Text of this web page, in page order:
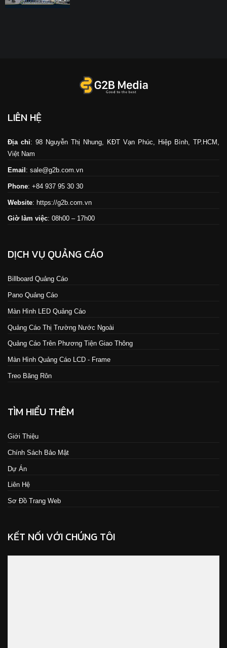
LIÊN HỆ
Địa chỉ: 98 Nguyễn Thị Nhung, KĐT Vạn Phúc, Hiệp Bình, TP.HCM,
Việt Nam
Email : sale@g2b.com.vn
Phone: +84 937 95 30 30
Website: https://g2b.com.vn
Giờ làm việc: 08h00 – 17h00
DỊCH VỤ QUẢNG CÁO
Billboard Quảng Cáo
Pano Quảng Cáo
Màn Hình LED Quảng Cáo
Quảng Cáo Thị Trường Nước Ngoài
Quảng Cáo Trên Phương Tiện Giao Thông
Màn Hình Quảng Cáo LCD - Frame
Treo Băng Rôn
TÌM HIỂU THÊM
Giới Thiệu
Chính Sách Bảo Mật
Dự Án
Liên Hệ
Sơ Đồ Trang Web
KẾT NỐI VỚI CHÚNG TÔI